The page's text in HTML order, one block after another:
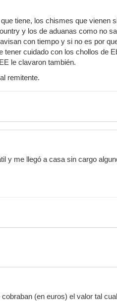
tiene, los chismes que vienen
y los de aduanas como no
con tiempo y si no es por
cuidado con los chollos de
le clavaron también.
remitente.
y me llegó a casa sin cargo
(en euros) el valor tal